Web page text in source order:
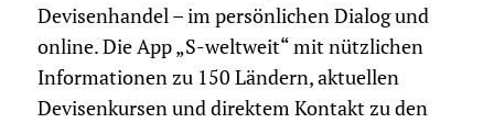
Devisenhandel – im persönlichen Dialog und
online. Die App „S-weltweit“ mit nützlichen
Informationen zu 150 Ländern, aktuellen
Devisenkursen und direktem Kontakt zu den